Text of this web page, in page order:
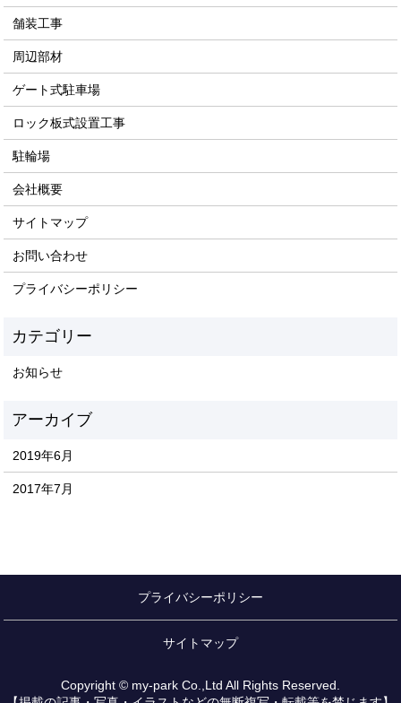
舗装工事
周辺部材
ゲート式駐車場
ロック板式設置工事
駐輪場
会社概要
サイトマップ
お問い合わせ
プライバシーポリシー
お知らせ
2019年6月
2017年7月
プライバシーポリシー
サイトマップ
Copyright © my-park Co.,Ltd All Rights Reserved.